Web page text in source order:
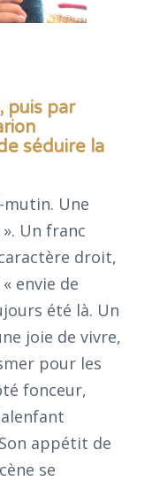
puis par
séduire la
Une
Un franc
droit,
envie de
été là. Un
joie de vivre,
pour les
fonceur,
appétit de
se